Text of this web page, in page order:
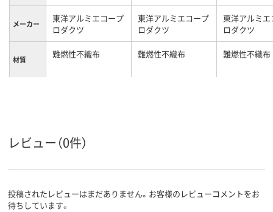
メーカー
東洋アルミエコープ
ロダクツ
東洋アルミエコープ
ロダクツ
東洋アルミ
ロダクツ
材質 難燃性不織布 難燃性不織布 難燃性不織布
レビュー（0件）
投稿されたレビューはまだありません。お客様のレビューコメントをお
待ちしています。